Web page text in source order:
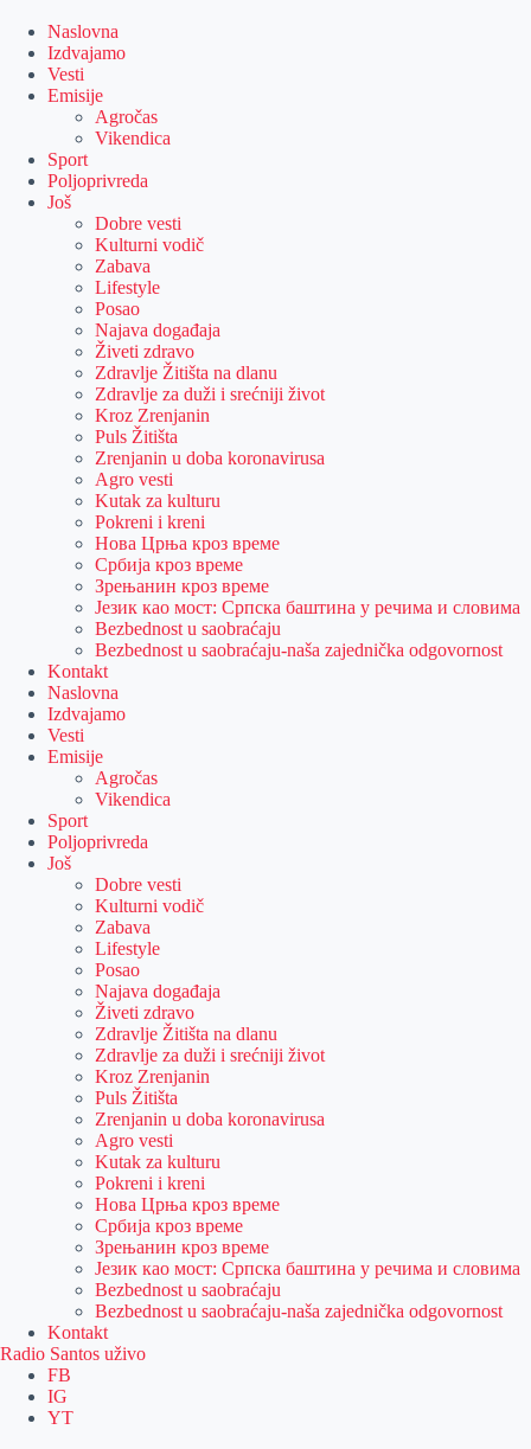
content
Naslovna
Izdvajamo
Vesti
Emisije
Agročas
Vikendica
Sport
Poljoprivreda
Još
Dobre vesti
Kulturni vodič
Zabava
Lifestyle
Posao
Najava događaja
Živeti zdravo
Zdravlje Žitišta na dlanu
Zdravlje za duži i srećniji život
Kroz Zrenjanin
Puls Žitišta
Zrenjanin u doba koronavirusa
Agro vesti
Kutak za kulturu
Pokreni i kreni
Нова Црња кроз време
Србија кроз време
Зрењанин кроз време
Језик као мост: Српска баштина у речима и словима
Bezbednost u saobraćaju
Bezbednost u saobraćaju-naša zajednička odgovornost
Kontakt
Naslovna
Izdvajamo
Vesti
Emisije
Agročas
Vikendica
Sport
Poljoprivreda
Još
Dobre vesti
Kulturni vodič
Zabava
Lifestyle
Posao
Najava događaja
Živeti zdravo
Zdravlje Žitišta na dlanu
Zdravlje za duži i srećniji život
Kroz Zrenjanin
Puls Žitišta
Zrenjanin u doba koronavirusa
Agro vesti
Kutak za kulturu
Pokreni i kreni
Нова Црња кроз време
Србија кроз време
Зрењанин кроз време
Језик као мост: Српска баштина у речима и словима
Bezbednost u saobraćaju
Bezbednost u saobraćaju-naša zajednička odgovornost
Kontakt
Radio Santos uživo
FB
IG
YT